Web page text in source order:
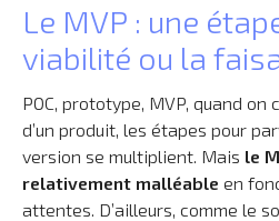
Le MVP : une
viabilité ou la
POC, prototype, MVP, quand
d’un produit, les étapes pour
version se multiplient. Mais le
relativement malléable en
attentes. D’ailleurs, comme le